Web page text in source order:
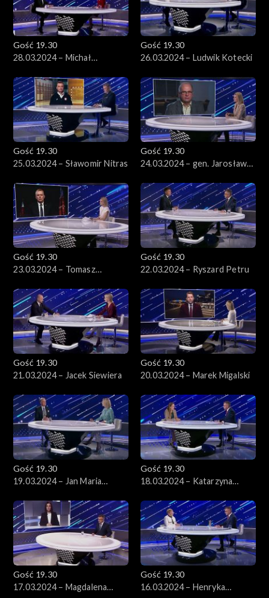
Gość 19.30
28.03.2024 – Michał
Gość 19.30
26.03.2024 – Ludwik Kotecki
Gość 19.30
25.03.2024 – Sławomir Nitras
Gość 19.30
24.03.2024 – gen. Jarosław
Gość 19.30
23.03.2024 – Tomasz
Gość 19.30
22.03.2024 – Ryszard Petru
Gość 19.30
21.03.2024 – Jacek Siewiera
Gość 19.30
20.03.2024 – Marek Migalski
Gość 19.30
19.03.2024 – Jan Maria
Gość 19.30
18.03.2024 – Katarzyna
Gość 19.30
17.03.2024 – Magdalena
Gość 19.30
16.03.2024 – Henryka